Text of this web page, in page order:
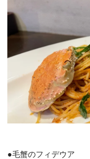
●毛蟹のフィデウア